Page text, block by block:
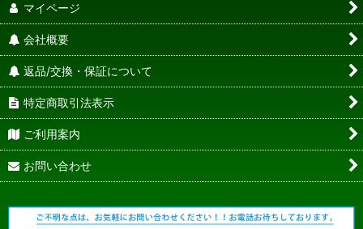
マイページ
会社概要
返品/交換・保証について
特定商取引法表示
ご利用案内
お問い合わせ